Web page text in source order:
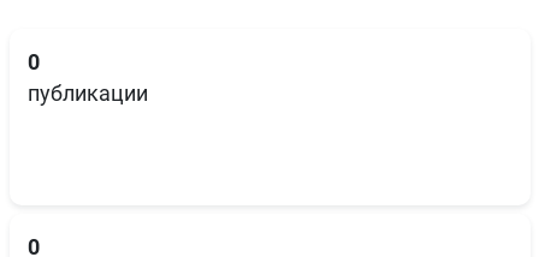
0
публикации
0